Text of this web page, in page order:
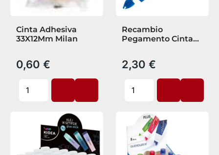
Cinta Adhesiva
33X12Mm Milan
0,60 €
Recambio
Pegamento Cinta
2,30 €